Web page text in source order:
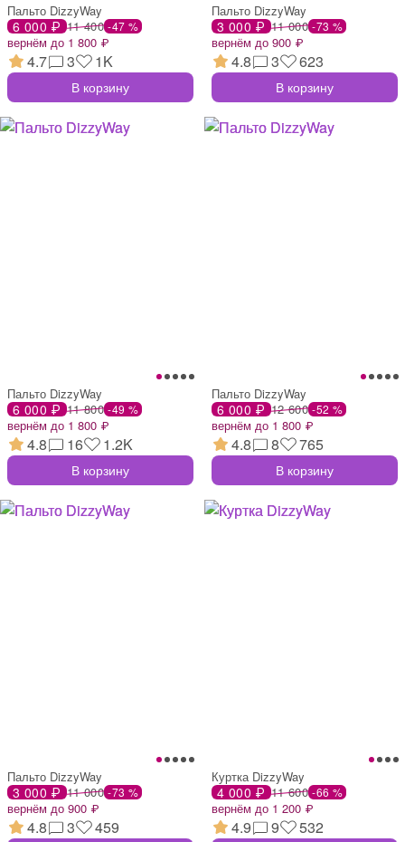
Пальто DizzyWay
6 000 ₽ 11 400 -47 %
вернём до 1 800 ₽
4.7 3 1K
В корзину
Пальто DizzyWay
3 000 ₽ 11 000 -73 %
вернём до 900 ₽
4.8 3 623
В корзину
Пальто DizzyWay
6 000 ₽ 11 800 -49 %
вернём до 1 800 ₽
4.8 16 1.2K
В корзину
Пальто DizzyWay
6 000 ₽ 12 600 -52 %
вернём до 1 800 ₽
4.8 8 765
В корзину
Пальто DizzyWay
3 000 ₽ 11 000 -73 %
вернём до 900 ₽
4.8 3 459
Куртка DizzyWay
4 000 ₽ 11 600 -66 %
вернём до 1 200 ₽
4.9 9 532